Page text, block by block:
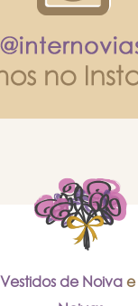
Vestidos de Noiva e